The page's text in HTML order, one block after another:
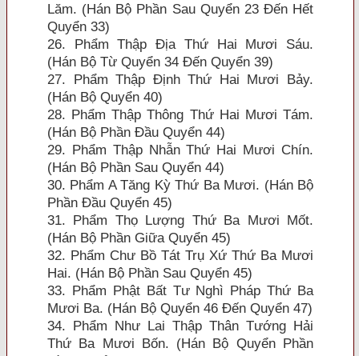
Lăm. (Hán Bộ Phần Sau Quyển 23 Ðến Hết
Quyển 33)
26. Phẩm Thập Ðịa Thứ Hai Mươi Sáu.
(Hán Bộ Từ Quyển 34 Ðến Quyển 39)
27. Phẩm Thập Ðịnh Thứ Hai Mươi Bảy.
(Hán Bộ Quyển 40)
28. Phẩm Thập Thông Thứ Hai Mươi Tám.
(Hán Bộ Phần Ðầu Quyển 44)
29. Phẩm Thập Nhẫn Thứ Hai Mươi Chín.
(Hán Bộ Phần Sau Quyển 44)
30. Phẩm A Tăng Kỳ Thứ Ba Mươi. (Hán Bộ
Phần Ðầu Quyển 45)
31. Phẩm Thọ Lượng Thứ Ba Mươi Mốt.
(Hán Bộ Phần Giữa Quyển 45)
32. Phẩm Chư Bồ Tát Trụ Xứ Thứ Ba Mươi
Hai. (Hán Bộ Phần Sau Quyển 45)
33. Phẩm Phật Bất Tư Nghì Pháp Thứ Ba
Mươi Ba. (Hán Bộ Quyển 46 Ðến Quyển 47)
34. Phẩm Như Lai Thập Thân Tướng Hải
Thứ Ba Mươi Bốn. (Hán Bộ Quyển Phần